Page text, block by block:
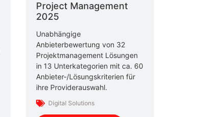
Project Management
2025
Unabhängige
Anbieterbewertung von 32
Projektmanagement Lösungen
in 13 Unterkategorien mit ca. 60
Anbieter-/Lösungskriterien für
ihre Providerauswahl.
Digital Solutions